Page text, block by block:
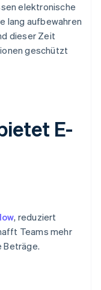
elektronische
lang aufbewahren
dieser Zeit
geschützt
E-
, reduziert
Teams mehr
Beträge.